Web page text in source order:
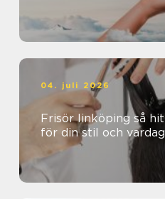
04. juli 2026
Frisör linköping så hittar du rätt salong
för din stil och vardag